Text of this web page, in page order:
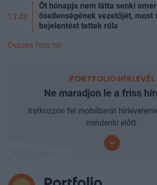
13:48
Öt hónapja nem látta senki
ősellenségének vezetőjét, most
bejelentést tettek róla
Összes friss hír
PORTFOLIO HÍRLEVÉL
Ne maradjon le a friss
Iratkozzon fel mobilbarát
mindenki előtt.